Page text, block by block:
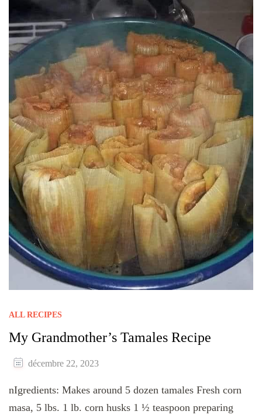
ALL RECIPES
My Grandmother’s Tamales Recipe
décembre 22, 2023
nIgredients: Makes around 5 dozen tamales Fresh corn
masa, 5 lbs. 1 lb. corn husks 1 ½ teaspoon preparing